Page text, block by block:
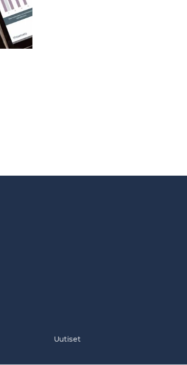
Uutiset